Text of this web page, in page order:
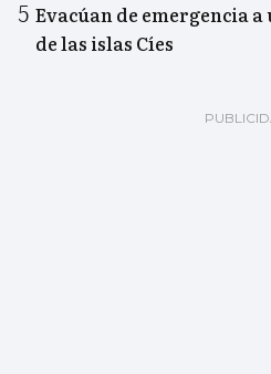
Evacúan de emergencia
de las islas Cíes